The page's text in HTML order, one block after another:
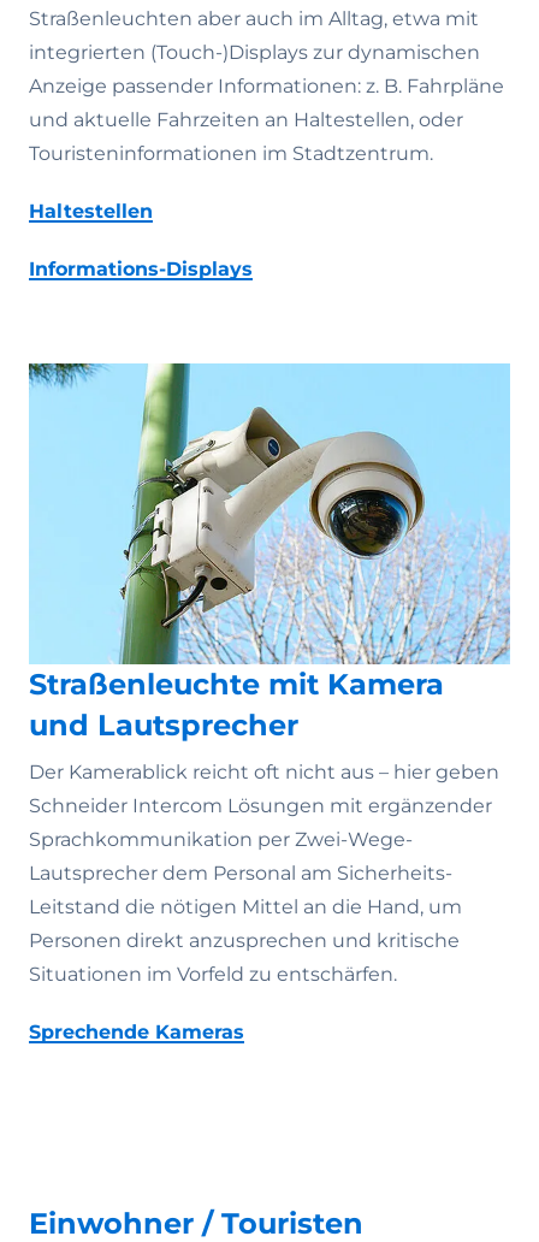
Straßenleuchten aber auch im Alltag, etwa mit
integrierten (Touch-)Displays zur dynamischen
Anzeige passender Informationen: z. B. Fahrpläne
und aktuelle Fahrzeiten an Haltestellen, oder
Touristeninformationen im Stadtzentrum.
Haltestellen
Informations-Displays
Straßenleuchte mit Kamera
und Lautsprecher
Der Kamerablick reicht oft nicht aus – hier geben
Schneider Intercom Lösungen mit ergänzender
Sprachkommunikation per Zwei-Wege-
Lautsprecher dem Personal am Sicherheits-
Leitstand die nötigen Mittel an die Hand, um
Personen direkt anzusprechen und kritische
Situationen im Vorfeld zu entschärfen.
Sprechende Kameras
Einwohner / Touristen